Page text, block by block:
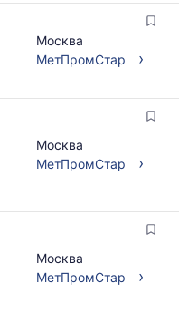
Москва
МетПромСтар
›
Москва
МетПромСтар
›
Москва
МетПромСтар
›